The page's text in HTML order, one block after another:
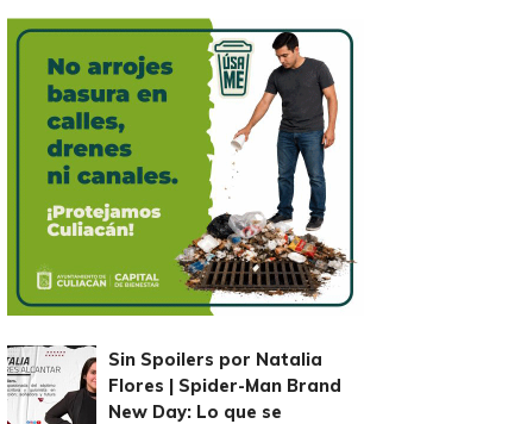
Sin Spoilers por Natalia
Flores | Spider-Man Brand
New Day: Lo que se